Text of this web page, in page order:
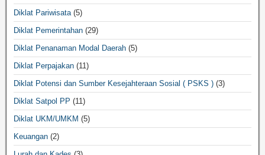
Diklat Pariwisata(5)
Diklat Pemerintahan (29)
Diklat Penanaman Modal Daerah (5)
Diklat Perpajakan (11)
Diklat Potensi dan Sumber Kesejahteraan Sosial ( PSKS ) (3)
Diklat Satpol PP (11)
Diklat UKM/UMKM (5)
Keuangan (2)